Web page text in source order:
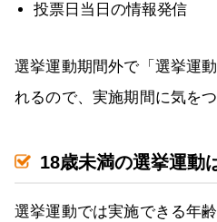
投票日当日の情報発信
選挙運動期間外で「選挙運
れるので、実施期間に気をつ
18歳未満の選挙運動
選挙運動では実施できる年